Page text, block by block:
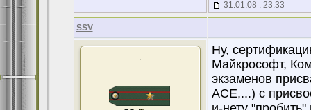
31.01.08 : 23:33
SSV
.
Ну,
Майкрософт,
экзаменов
ACE,...) с